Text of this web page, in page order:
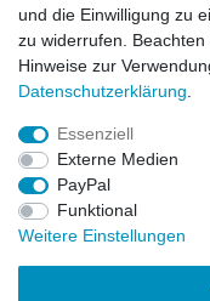
©
und die Einwilligung zu
zu widerrufen. Beachten
Hinweise zur
Daten­schutz­erklärung
Essenziell
Externe Medien
PayPal
Funktional
Weitere Einstellungen